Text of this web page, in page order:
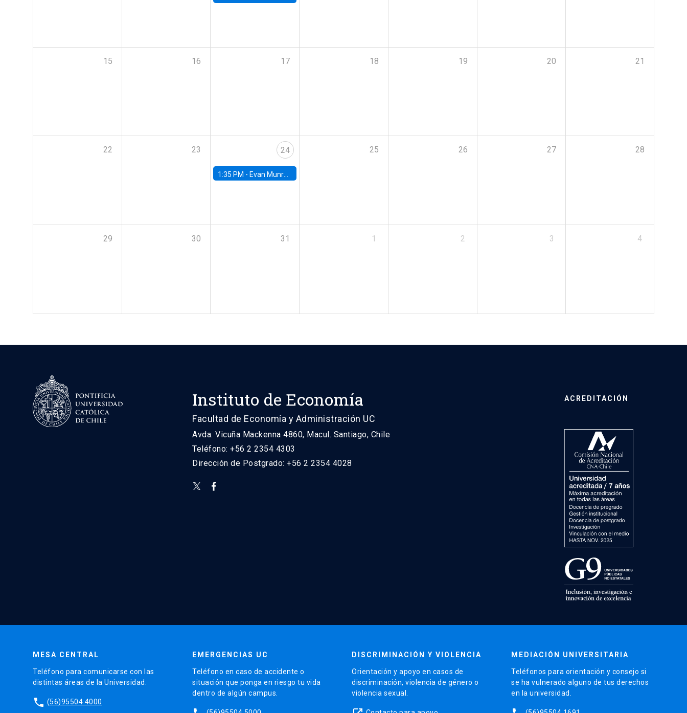
15 16 17 18 19 20 21
22 23 24
1:35 PM - Evan Munro, Neyman Visiting Assistant Professor in the Department of Statistics at UC Berkeley
25 26 27 28
29 30 31 1 2 3 4
Instituto de Economía
Facultad de Economía y Administración UC
Avda. Vicuña Mackenna 4860, Macul. Santiago, Chile
Teléfono: +56 2 2354 4303
Dirección de Postgrado: +56 2 2354 4028
ACREDITACIÓN
MESA CENTRAL
Teléfono para comunicarse con las
distintas áreas de la Universidad.
phone (56)95504 4000
EMERGENCIAS UC
Teléfono en caso de accidente o
situación que ponga en riesgo tu vida
dentro de algún campus.
DISCRIMINACIÓN Y VIOLENCIA
Orientación y apoyo en casos de
discriminación, violencia de género o
violencia sexual.
MEDIACIÓN UNIVERSITARIA
Teléfonos para orientación y consejo si
se ha vulnerado alguno de tus derechos
en la universidad.